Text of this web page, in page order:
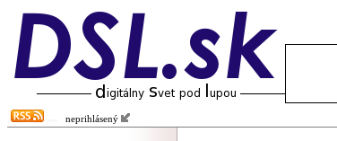
neprihlásený